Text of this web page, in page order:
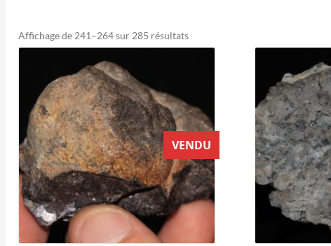
Affichage de 241–264 sur 285 résultatsTrié
du
plus
ancien
VENDU